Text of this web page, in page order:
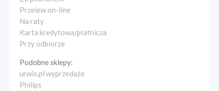
Przelew on-line
Na raty
Karta kredytowa/płatnicza
Przy odbiorze
Podobne sklepy:
urwis.pl wyprzedaże
Philips